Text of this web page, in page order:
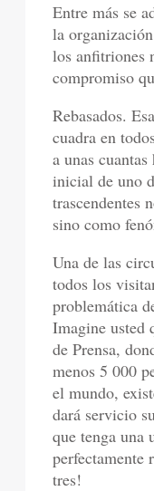
Entre más se
la
los anfitriones
compromiso
Rebasados.
cuadra en
a unas
inicial de uno
trascendentes
sino como
Una de las
todos los
problemática
Imagine usted
de Prensa,
menos 5 000
el mundo,
dará servicio
que tenga una
perfectamente
tres!